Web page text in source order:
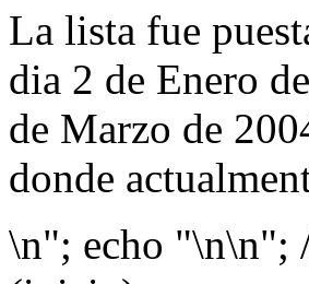
La lista fue
dia 2 de Enero
de Marzo de
donde
\n"; echo "\n\n";